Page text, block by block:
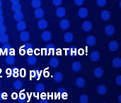
бесплатно!
руб.
обучение